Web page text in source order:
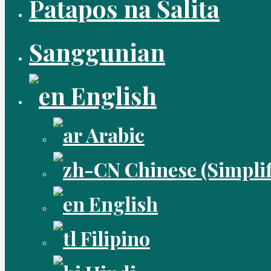
Patapos na Salita
Sanggunian
English
Arabic
Chinese
English
Filipino